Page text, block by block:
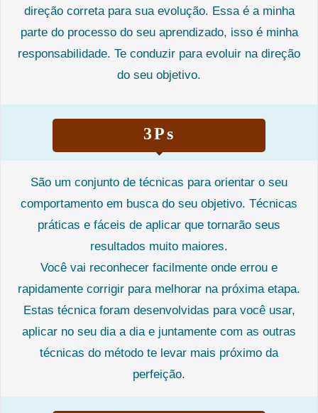
direção correta para sua evolução. Essa é a minha
parte do processo do seu aprendizado, isso é minha
responsabilidade. Te conduzir para evoluir na direção
do seu objetivo.
3Ps
São um conjunto de técnicas para orientar o seu
comportamento em busca do seu objetivo. Técnicas
práticas e fáceis de aplicar que tornarão seus
resultados muito maiores.
Você vai reconhecer facilmente onde errou e
rapidamente corrigir para melhorar na próxima etapa.
Estas técnica foram desenvolvidas para você usar,
aplicar no seu dia a dia e juntamente com as outras
técnicas do método te levar mais próximo da
perfeição.